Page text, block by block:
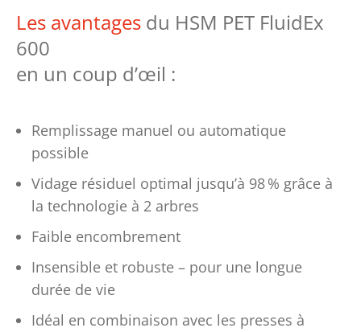
Les avantages du HSM PET FluidEx
600
en un coup d’œil :
Remplissage manuel ou automatique
possible
Vidage résiduel optimal jusqu’à 98% grâce à
la technologie à 2 arbres
Faible encombrement
Insensible et robuste – pour une longue
durée de vie
Idéal en combinaison avec les presses à